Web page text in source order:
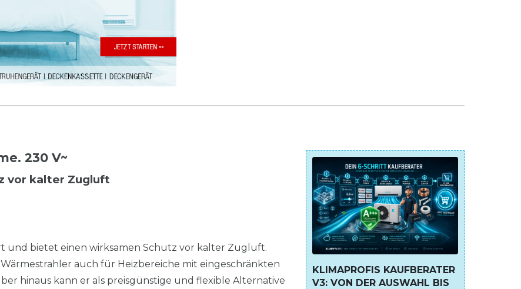
230 V~
vor kalter Zugluft
und bietet einen wirksamen Schutz vor kalter Zugluft.
auch für Heizbereiche mit eingeschränkten
hinaus kann er als preisgünstige und flexible Alternative
KLIMAPROFIS KAUFBERATER
V3: VON DER AUSWAHL BIS